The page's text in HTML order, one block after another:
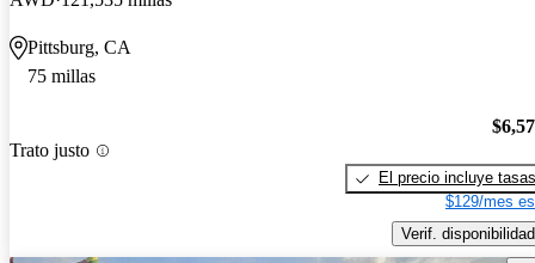
Pittsburg, CA
75 millas
Trato justo
El precio incluye tasas
$129/mes
Verif. disponibilidad